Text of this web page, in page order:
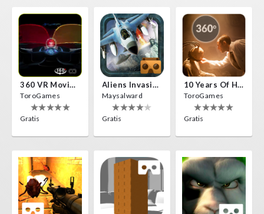
360 VR Movie Experience
ToroGames
Gratis
Aliens Invasion VR
Maysalward
Gratis
10 Years Of Horror Nights
ToroGames
Gratis